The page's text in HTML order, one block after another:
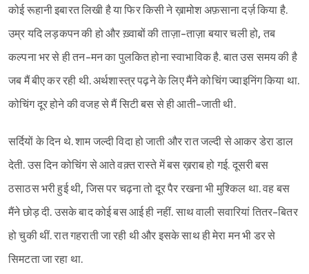
कोई रूहानी इबारत लिखी है या फिर किसी ने ख़ामोश अफ़साना दर्ज़ किया है.
उम्र यदि लड़कपन की हो और ख़्वाबों की ताज़ा-ताज़ा बयार चली हो, तब
कल्पना भर से ही तन-मन का पुलकित होना स्वाभाविक है. बात उस समय की है
जब मैं बीए कर रही थी. अर्थशास्त्र पढ़ने के लिए मैंने कोचिंग ज्वाइनिंग किया था.
कोचिंग दूर होने की वजह से मैं सिटी बस से ही आती-जाती थी.
सर्दियों के दिन थे. शाम जल्दी विदा हो जाती और रात जल्दी से आकर डेरा डाल
देती. उस दिन कोचिंग से आते वक़्त रास्ते में बस ख़राब हो गई. दूसरी बस
ठसाठस भरी हुई थी, जिस पर चढ़ना तो दूर पैर रखना भी मुश्किल था. वह बस
मैंने छोड़ दी. उसके बाद कोई बस आई ही नहीं. साथ वाली सवारियां तितर-बितर
हो चुकी थीं. रात गहराती जा रही थी और इसके साथ ही मेरा मन भी डर से
सिमटता जा रहा था.